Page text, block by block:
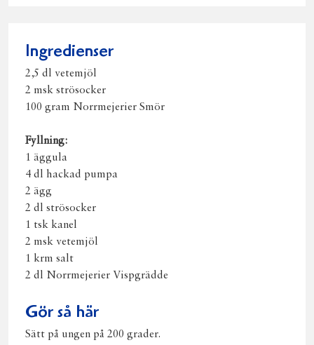
Ingredienser
2,5 dl vetemjöl
2 msk strösocker
100 gram Norrmejerier Smör
Fyllning:
1 äggula
4 dl hackad pumpa
2 ägg
2 dl strösocker
1 tsk kanel
2 msk vetemjöl
1 krm salt
2 dl Norrmejerier Vispgrädde
Gör så här
Sätt på ungen på 200 grader.